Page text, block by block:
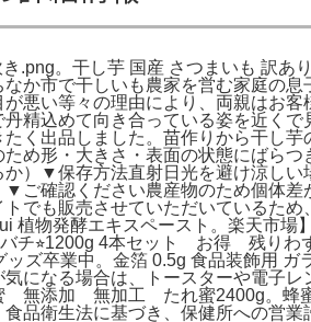
.png。干し芋 国産 さつまいも 訳あ
か市で干しいも農家を営む家庭の
悪い等々の理由により、両親はお
精込めて向き合っている姿を近く
く出品しました。苗作りから干し
ため形・大きさ・表面の状態にばら
）▼保存方法直射日光を避け涼し
▼ご確認ください農産物のため個体
トでも販売させていただいているた
植物発酵エキスペースト。楽天市
バチ⭐︎1200g 4本セット お得 残り
ッズ卒業中。金箔 0.5g 食品装飾用
気になる場合は、トースターや電子
無添加 無加工 たれ蜜2400g。蜂蜜
品衛生法に基づき、保健所への営